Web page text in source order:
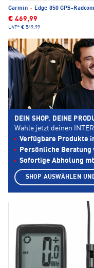
Garmin · Edge 850 GPS-
€ 469,99
UVP* € 549,99
DEIN SHOP. DEINE
Wähle jetzt deinen
Verfügbare Produkte
Persönliche Beratung
Sofortige Abholung